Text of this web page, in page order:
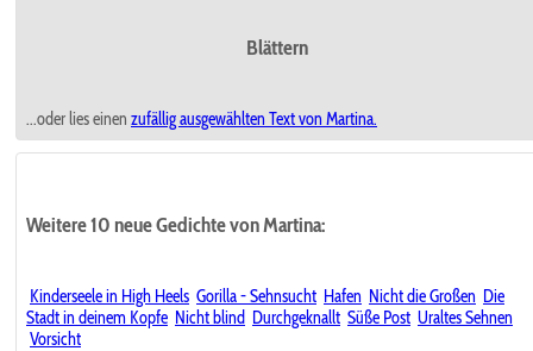
Blättern
...oder lies einen zufällig ausgewählten Text von Martina.
Weitere 10 neue Gedichte von Martina:
Kinderseele in High Heels Gorilla - Sehnsucht Hafen Nicht die Großen Die
Stadt in deinem Kopfe Nicht blind Durchgeknallt Süße Post Uraltes Sehnen
Vorsicht